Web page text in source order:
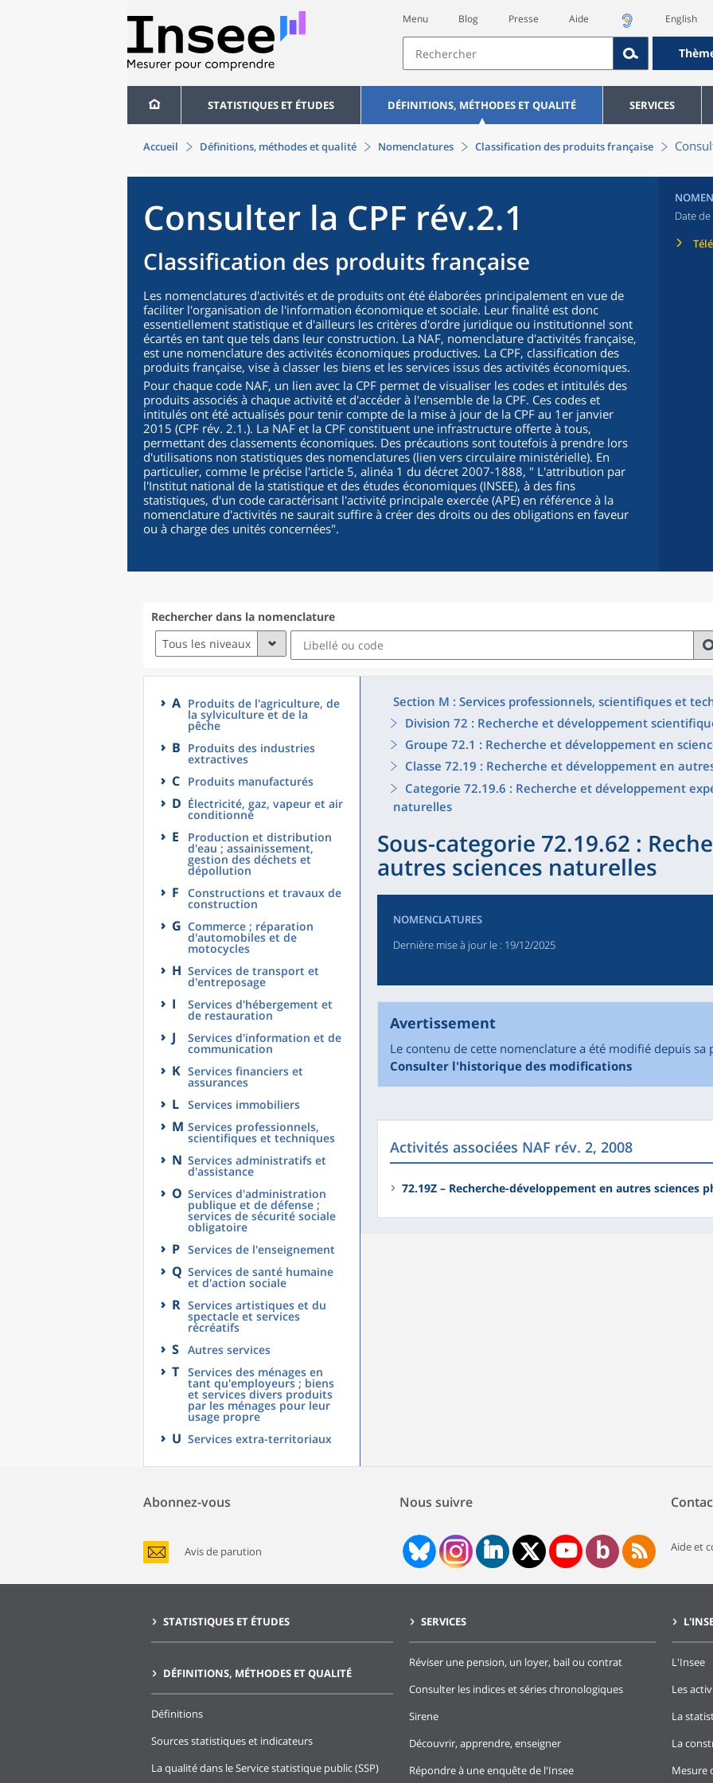
Menu Blog Presse Aide English
STATISTIQUES ET ÉTUDES DÉFINITIONS, MÉTHODES ET QUALITÉ SERVICES
Accueil Définitions, méthodes et qualité Nomenclatures Classification des produits française
Consulter la CPF rév.2.1
Classification des produits française
Les nomenclatures d'activités et de produits ont été élaborées principalement en vue de
faciliter l'organisation de l'information économique et sociale. Leur finalité est donc
essentiellement statistique et d'ailleurs les critères d'ordre juridique ou institutionnel sont
écartés en tant que tels dans leur construction. La NAF, nomenclature d'activités française,
est une nomenclature des activités économiques productives. La CPF, classification des
produits française, vise à classer les biens et les services issus des activités économiques.
Pour chaque code NAF, un lien avec la CPF permet de visualiser les codes et intitulés des
produits associés à chaque activité et d'accéder à l'ensemble de la CPF. Ces codes et
intitulés ont été actualisés pour tenir compte de la mise à jour de la CPF au 1er janvier
2015 (CPF rév. 2.1.). La NAF et la CPF constituent une infrastructure offerte à tous,
permettant des classements économiques. Des précautions sont toutefois à prendre lors
d'utilisations non statistiques des nomenclatures (lien vers circulaire ministérielle). En
particulier, comme le précise l'article 5, alinéa 1 du décret 2007-1888, " L'attribution par
l'Institut national de la statistique et des études économiques (INSEE), à des fins
statistiques, d'un code caractérisant l'activité principale exercée (APE) en référence à la
nomenclature d'activités ne saurait suffire à créer des droits ou des obligations en faveur
ou à charge des unités concernées".
Date
Rechercher dans la nomenclature
Tous les niveaux
A Produits de l'agriculture, de
la sylviculture et de la
pêche
B Produits des industries
extractives
C Produits manufacturés
D Électricité, gaz, vapeur et air
conditionné
E Production et distribution
d'eau ; assainissement,
gestion des déchets et
dépollution
F Constructions et travaux de
construction
G Commerce ; réparation
d'automobiles et de
motocycles
H Services de transport et
d'entreposage
I Services d'hébergement et
de restauration
J Services d'information et de
communication
K Services financiers et
assurances
L Services immobiliers
M Services professionnels,
scientifiques et techniques
N Services administratifs et
d'assistance
O Services d'administration
publique et de défense ;
services de sécurité sociale
obligatoire
P Services de l'enseignement
Q Services de santé humaine
et d'action sociale
R Services artistiques et du
spectacle et services
récréatifs
S Autres services
T Services des ménages en
tant qu'employeurs ; biens
et services divers produits
par les ménages pour leur
usage propre
U Services extra-territoriaux
Section M : Services professionnels, scientifiques et
Division 72 : Recherche et développement
Groupe 72.1 : Recherche et développement en
Classe 72.19 : Recherche et développement en
Categorie 72.19.6 : Recherche et développement
naturelles
Sous-categorie 72.19.62 :
autres sciences naturelles
NOMENCLATURES
Dernière mise à jour le: 19/12/2025
Avertissement
Le contenu de cette nomenclature a été modifié depuis sa
Consulter l'historique des modifications
Activités associées NAF rév. 2, 2008
72.19Z – Recherche-développement en autres sciences
Abonnez-vous
Avis de parution
Nous suivre
Aide et
STATISTIQUES ET ÉTUDES
DÉFINITIONS, MÉTHODES ET QUALITÉ
Définitions
Sources statistiques et indicateurs
La qualité dans le Service statistique public (SSP)
SERVICES
Réviser une pension, un loyer, bail ou contrat
Consulter les indices et séries chronologiques
Sirene
Découvrir, apprendre, enseigner
Répondre à une enquête de l'Insee
L'Insee
Les
La
La
Mesure